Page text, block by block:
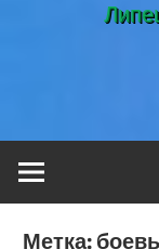
Метка: